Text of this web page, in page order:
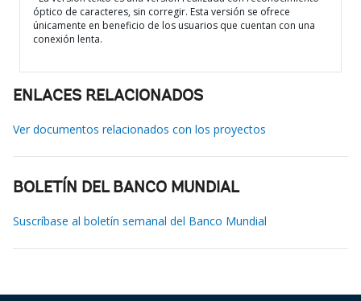
óptico de caracteres, sin corregir. Esta versión se ofrece
únicamente en beneficio de los usuarios que cuentan con una
conexión lenta.
ENLACES RELACIONADOS
Ver documentos relacionados con los proyectos
BOLETÍN DEL BANCO MUNDIAL
Suscríbase al boletín semanal del Banco Mundial